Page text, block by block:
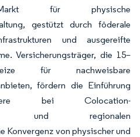
für physische
gestützt durch föderale
und ausgereifte
Versicherungsträger, die 15–
für nachweisbare
fördern die Einführung
bei Colocation-
und regionalen
Konvergenz von physischer und